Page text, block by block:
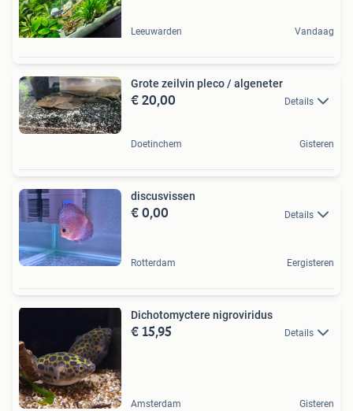
Leeuwarden Vandaag
Grote zeilvin pleco / algeneter
€ 20,00 Details
Doetinchem Gisteren
discusvissen
€ 0,00 Details
Rotterdam Eergisteren
Dichotomyctere nigroviridus
€ 15,95 Details
Amsterdam Gisteren